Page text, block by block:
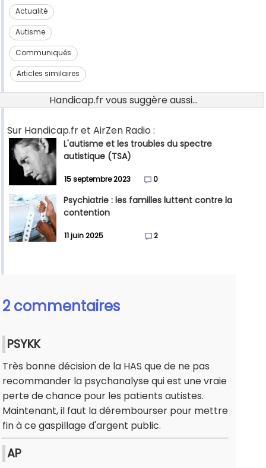
Actualité
Autisme
Communiqués
Articles similaires
Handicap.fr vous suggère aussi...
Sur Handicap.fr et AirZen Radio :
L'autisme et les troubles du spectre
autistique (TSA)
15 septembre 2023 0
Psychiatrie : les familles luttent contre la
contention
11 juin 2025 2
2 commentaires
PSYKK
Très bonne décision de la HAS que de ne pas
recommander la psychanalyse qui est une vraie
perte de chance pour les patients autistes.
Maintenant, il faut la dérembourser pour mettre
fin à ce gaspillage d'argent public.
AP